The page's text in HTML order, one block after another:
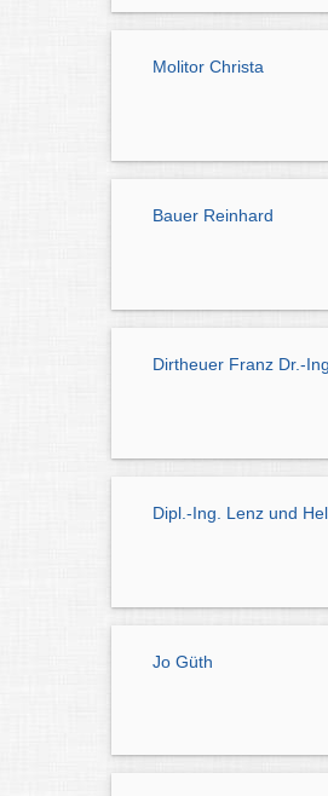
Molitor Christa
Bauer Reinhard
Dirtheuer Franz Dr.-Ing.
Dipl.-Ing. Lenz und
Jo Güth